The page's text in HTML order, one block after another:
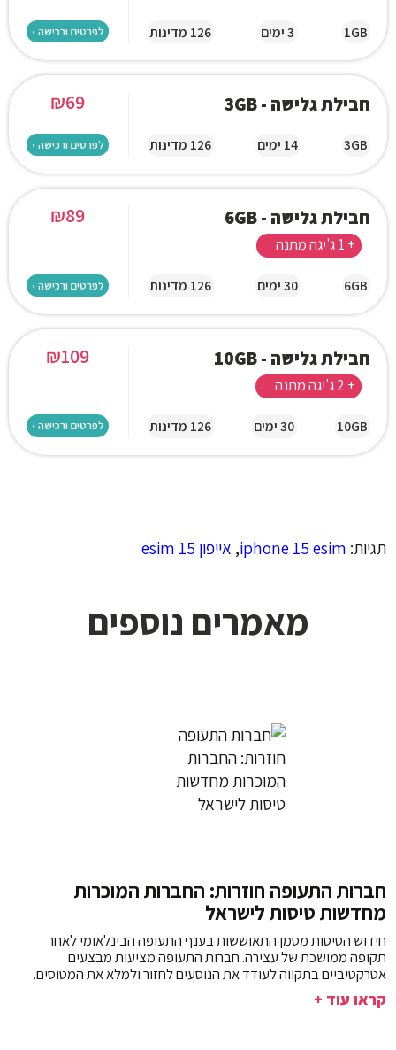
1GB 3 ימים 126 מדינות לפרטים ורכישה ›
חבילת גלישה - 3GB
3GB 14 ימים 126 מדינות
₪69
לפרטים ורכישה ›
חבילת גלישה - 6GB
+ 1 ג'יגה מתנה
6GB 30 ימים 126 מדינות
₪89
לפרטים ורכישה ›
חבילת גלישה - 10GB
+ 2 ג'יגה מתנה
10GB 30 ימים 126 מדינות
₪109
לפרטים ורכישה ›
תגיות: iphone 15 esim
, אייפון 15 esim
מאמרים נוספים
חברות התעופה חוזרות: החברות המוכרות
מחדשות טיסות לישראל
חידוש הטיסות מסמן התאוששות בענף התעופה הבינלאומי לאחר
תקופה ממושכת של עצירה. חברות התעופה מציעות מבצעים
אטרקטיביים בתקווה לעודד את הנוסעים לחזור ולמלא את המטוסים.
קראו עוד +